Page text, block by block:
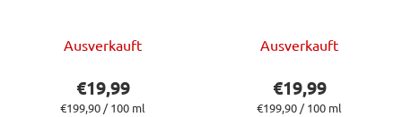
durchschnittliche
ist
Ausverkauft
€19,99
Verkaufspreis:
€199,90 / 100 ml
ist
Ausverkauft
€19,99
Verkaufspreis:
€199,90 / 100 ml